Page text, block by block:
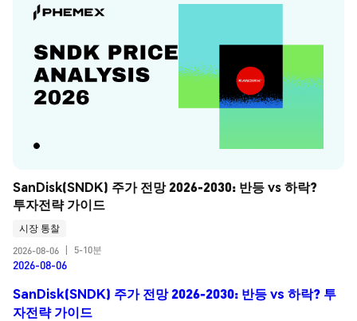
SanDisk(SNDK) 주가 전망 2026-2030: 반등 vs 하락?
투자전략 가이드
시장 통찰
2026-08-06
5-10분
2026-08-06
SanDisk(SNDK) 주가 전망 2026-2030: 반등 vs 하락? 투
자전략 가이드